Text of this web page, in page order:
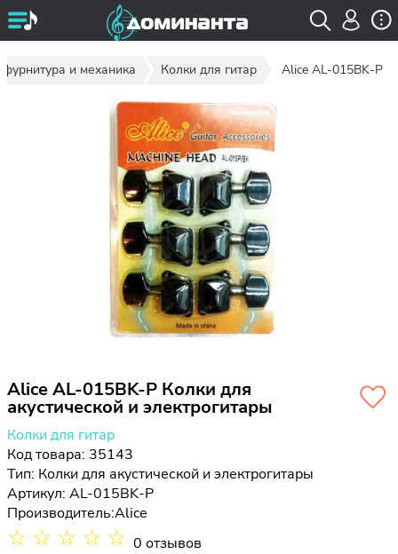
и механика Колки для гитар Alice AL-015BK-P
Alice AL-015BK-P Колки для
акустической и электрогитары
Колки для гитар
Код товара: 35143
Тип: Колки для акустической и электрогитары
Артикул: AL-015BK-P
Производитель:Alice
☆ ☆ ☆ ☆ ☆ 0 отзывов